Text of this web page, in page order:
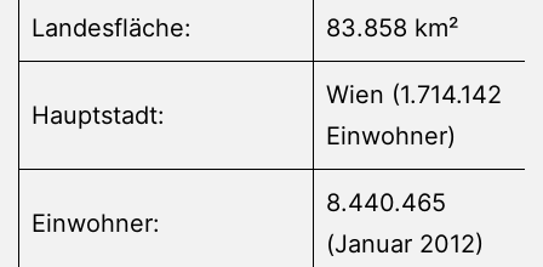
Landesfläche: 83.858 km²
Hauptstadt:
Wien (1.714.142
Einwohner)
Einwohner:
8.440.465
(Januar 2012)